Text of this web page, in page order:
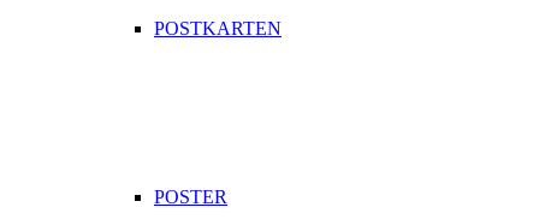
POSTKARTEN
POSTER